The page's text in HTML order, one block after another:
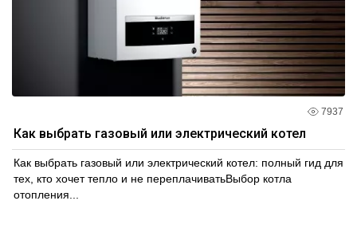
7937
Как выбрать газовый или электрический котел
Как выбрать газовый или электрический котел: полный гид для
тех, кто хочет тепло и не переплачиватьВыбор котла
отопления...